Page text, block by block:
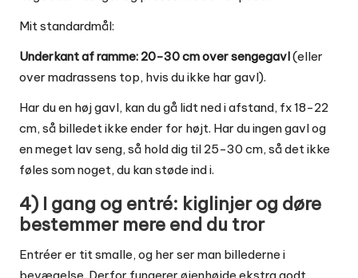
Mit standardmål:
Underkant af ramme: 20-30 cm over sengegavl(eller
over madrassens top, hvis du ikke har gavl).
Har du en høj gavl, kan du gå lidt ned i afstand, fx 18-22
cm, så billedet ikke ender for højt. Har du ingen gavl og
en meget lav seng, så hold dig til 25-30 cm, så det ikke
føles som noget, du kan støde ind i.
4) I gang og entré: kiglinjer og døre
bestemmer mere end du tror
Entréer er tit smalle, og her ser man billederne i